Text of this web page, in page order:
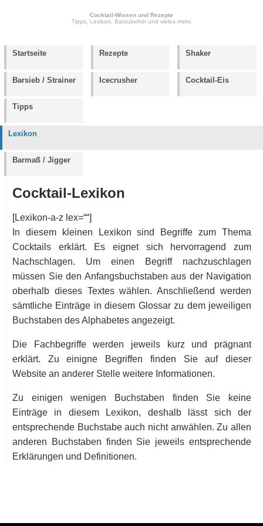
Cocktail-Wissen und Rezepte
Tipps, Lexikon, Barzubehör und vieles mehr.
Startseite Rezepte Shaker
Barsieb / Strainer Icecrusher Cocktail-Eis
Tipps
Lexikon
Barmaß / Jigger
Cocktail-Lexikon
[Lexikon-a-z lex=““]
In diesem kleinen Lexikon sind Begriffe zum Thema
Cocktails erklärt. Es eignet sich hervorragend zum
Nachschlagen. Um einen Begriff nachzuschlagen
müssen Sie den Anfangsbuchstaben aus der Navigation
oberhalb dieses Textes wählen. Anschließend werden
sämtliche Einträge in diesem Glossar zu dem jeweiligen
Buchstaben des Alphabetes angezeigt.
Die Fachbegriffe werden jeweils kurz und prägnant
erklärt. Zu einigne Begriffen finden Sie auf dieser
Website an anderer Stelle weitere Informationen.
Zu einigen wenigen Buchstaben finden Sie keine
Einträge in diesem Lexikon, deshalb lässt sich der
entsprechende Buchstabe auch nicht anwählen. Zu allen
anderen Buchstaben finden Sie jeweils entsprechende
Erklärungen und Definitionen.